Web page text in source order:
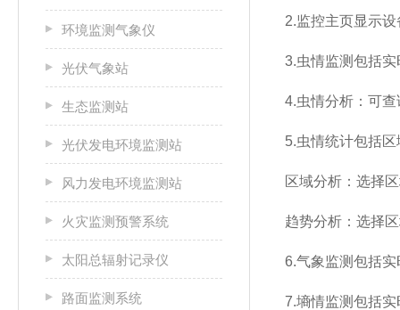
环境监测气象仪
光伏气象站
生态监测站
光伏发电环境监测站
风力发电环境监测站
火灾监测预警系统
太阳总辐射记录仪
路面监测系统
2.监控主页显示
3.虫情监测包括
4.虫情分析：可
5.虫情统计包括
区域分析：选择
趋势分析：选择
6.气象监测包括
7.墒情监测包括